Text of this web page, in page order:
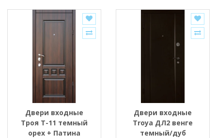
Двери входные
Троя Т-11 темный
орех + Патина
Двери входные
Troya ДЛ2 венге
темный/дуб